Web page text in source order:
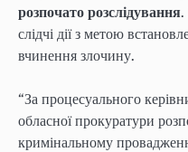
розпочато розслідування.
слідчі дії з метою
вчинення злочину.
“За процесуального
обласної прокуратури
кримінальному